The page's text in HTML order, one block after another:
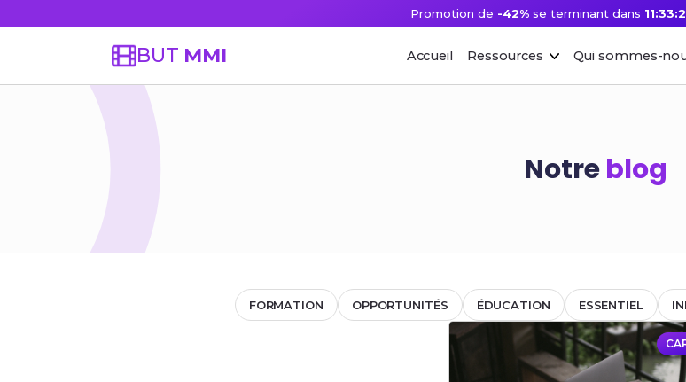
Promotion de -42% se terminant dans
BUT MMI Accueil Ressources Qui sommes-
Notreblog
FORMATION OPPORTUNITÉS ÉDUCATION ESSENTIEL